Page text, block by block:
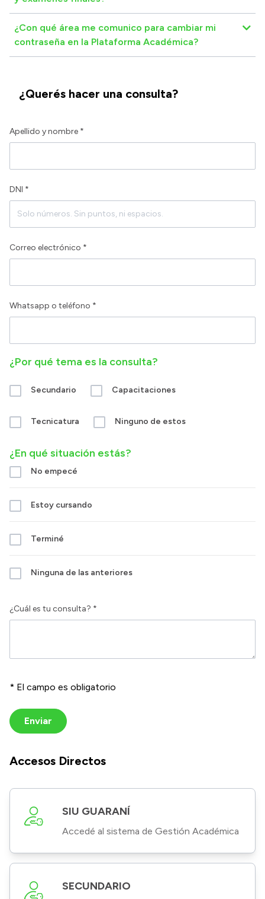
¿Con qué área me comunico para cambiar mi
contraseña en la Plataforma Académica?
¿Querés hacer una consulta?
Apellido y nombre *
DNI *
Correo electrónico *
Whatsapp o teléfono *
¿Por qué tema es la consulta?
Secundario Capacitaciones
Tecnicatura Ninguno de estos
¿En qué situación estás?
No empecé
Estoy cursando
Terminé
Ninguna de las anteriores
¿Cuál es tu consulta? *
* El campo es obligatorio
Enviar
Accesos Directos
SIU GUARANÍ
Accedé al sistema de Gestión Académica
SECUNDARIO